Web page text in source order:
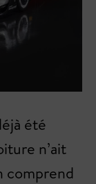
été
n’ait
comprend